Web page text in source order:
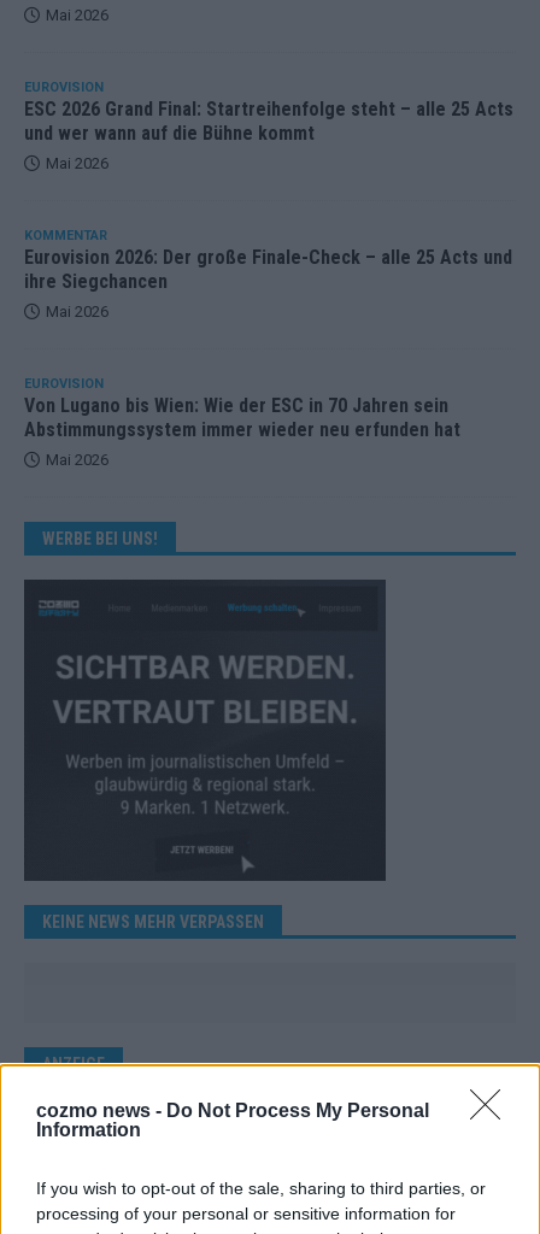
cozmo news - Do Not Process My Personal
Information
If you wish to opt-out of the sale, sharing to third parties, or
processing of your personal or sensitive information for
Mai 2026
EUROVISION
ESC 2026 Grand Final: Startreihenfolge steht – alle 25 Acts
und wer wann auf die Bühne kommt
Mai 2026
KOMMENTAR
Eurovision 2026: Der große Finale-Check – alle 25 Acts und
ihre Siegchancen
Mai 2026
EUROVISION
Von Lugano bis Wien: Wie der ESC in 70 Jahren sein
Abstimmungssystem immer wieder neu erfunden hat
Mai 2026
WERBE BEI UNS!
KEINE NEWS MEHR VERPASSEN
ANZEIGE